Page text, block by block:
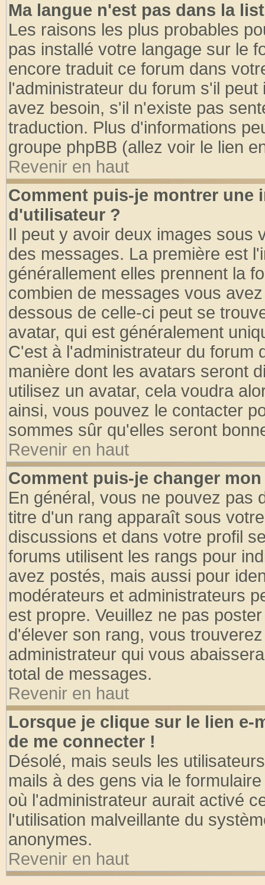
Ma langue n'est pas dans la
Les raisons les plus probables
pas installé votre langage sur le
encore traduit ce forum dans
l'administrateur du forum s'il
avez besoin, s'il n'existe pas
traduction. Plus d'informations
groupe phpBB (allez voir le lien
Revenir en haut
Comment puis-je montrer une
d'utilisateur ?
Il peut y avoir deux images sous
des messages. La première est
générallement elles prennent la
combien de messages vous
dessous de celle-ci peut se
avatar, qui est généralement
C'est à l'administrateur du forum
manière dont les avatars seront
utilisez un avatar, cela voudra
ainsi, vous pouvez le contacter
sommes sûr qu'elles seront
Revenir en haut
Comment puis-je changer
En général, vous ne pouvez pas
titre d'un rang apparaît sous
discussions et dans votre profil
forums utilisent les rangs pour
avez postés, mais aussi pour
modérateurs et administrateurs
est propre. Veuillez ne pas
d'élever son rang, vous
administrateur qui vous
total de messages.
Revenir en haut
Lorsque je clique sur le lien e-
de me connecter !
Désolé, mais seuls les
mails à des gens via le
où l'administrateur aurait activé
l'utilisation malveillante du
anonymes.
Revenir en haut